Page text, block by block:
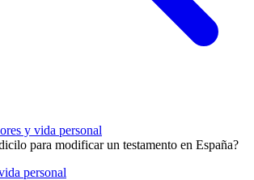
y vida personal
para modificar un testamento en España?
personal